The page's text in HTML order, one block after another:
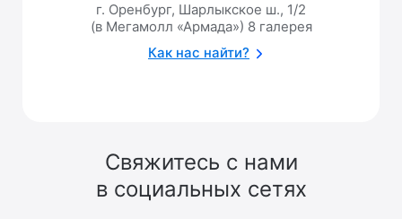
г. Оренбург, Шарлыкское ш., 1/2
(в Мегамолл «Армада») 8 галерея
Как нас найти?
Свяжитесь с нами
в социальных сетях